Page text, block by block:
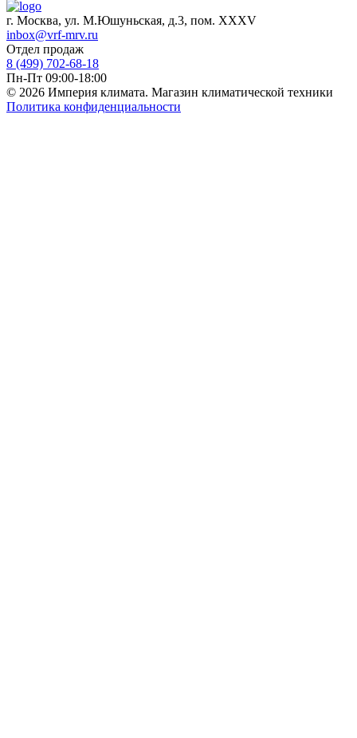
г. Москва, ул. М.Юшуньская, д.3, пом. XXXV
inbox@vrf-mrv.ru
Отдел продаж
8 (499) 702-68-18
Пн-Пт 09:00-18:00
© 2026 Империя климата. Магазин климатической техники
Политика конфиденциальности